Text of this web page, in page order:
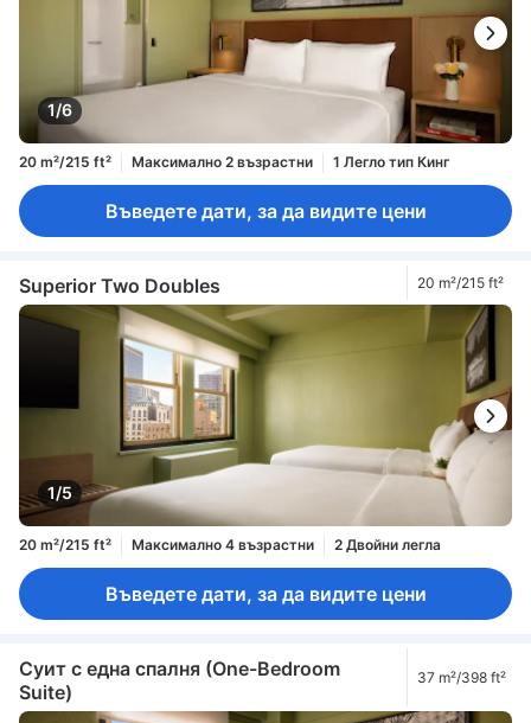
1/6
20 m²/215 ft² Максимално 2 възрастни 1 Легло тип Кинг
Въведете дати, за да видите цени
Superior Two Doubles 20 m²/215 ft²
1/5
20 m²/215 ft² Максимално 4 възрастни 2 Двойни легла
Въведете дати, за да видите цени
Суит с една спалня (One-Bedroom
Suite)
37 m²/398 ft²